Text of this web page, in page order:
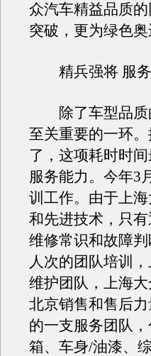
众汽车精益品质
突破，更为绿色奥
精兵强将 服务
除了车型品质
至关重要的一环
了，这项耗时时
服务能力。今年3
训工作。由于上
和先进技术，只
维修常识和故障
人次的团队培训
维护团队，上海
北京销售和售后
的一支服务团队
箱、车身/油漆、